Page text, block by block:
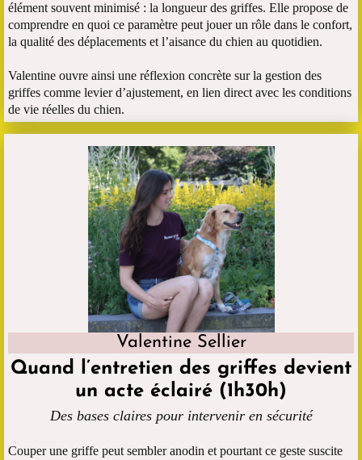
élément souvent minimisé : la longueur des griffes. Elle propose de
comprendre en quoi ce paramètre peut jouer un rôle dans le confort,
la qualité des déplacements et l’aisance du chien au quotidien.
Valentine ouvre ainsi une réflexion concrète sur la gestion des
griffes comme levier d’ajustement, en lien direct avec les conditions
de vie réelles du chien.
Valentine Sellier
Quand l’entretien des griffes devient
un acte éclairé (1h30h)
Des bases claires pour intervenir en sécurité
Couper une griffe peut sembler anodin et pourtant ce geste suscite